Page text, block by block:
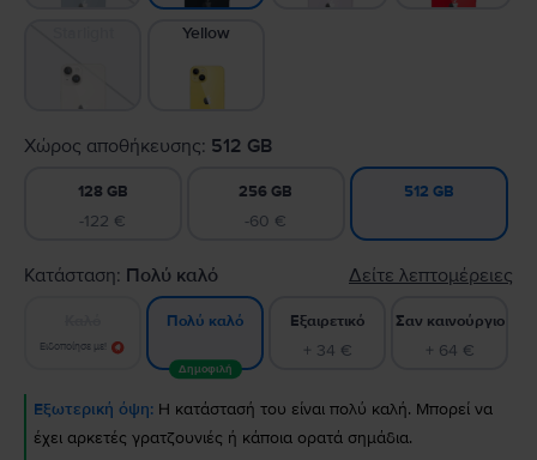
Yellow
Χώρος αποθήκευσης: 512 GB
128 GB
-122 €
256 GB
-60 €
512 GB
Κατάσταση: Πολύ καλό Δείτε λεπτομέρειες
Ειδοποίησε με!
Πολύ καλό
Δημοφιλή
Εξαιρετικό
+ 34 €
Σαν καινούργιο
+ 64 €
Εξωτερική όψη: Η κατάστασή του είναι πολύ καλή. Μπορεί να
έχει αρκετές γρατζουνιές ή κάποια ορατά σημάδια.